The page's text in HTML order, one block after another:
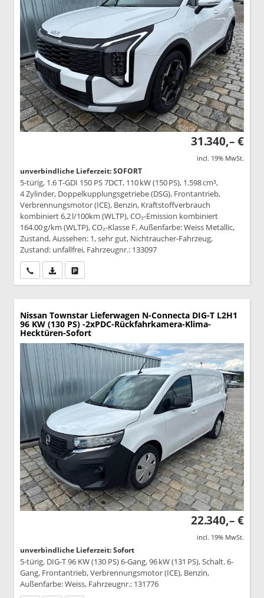
31.340,– €
incl. 19% MwSt.
unverbindliche Lieferzeit: SOFORT
5-türig, 1.6 T-GDI 150 PS 7DCT, 110 kW (150 PS), 1.598 cm³,
4 Zylinder, Doppelkupplungsgetriebe (DSG), Frontantrieb,
Verbrennungsmotor (ICE), Benzin, Kraftstoffverbrauch
kombiniert 6,2 l/100km (WLTP), CO₂-Emission kombiniert
164.00 g/km (WLTP), CO₂-Klasse F, Außenfarbe: Weiss Metallic,
Zustand, Aussehen: 1, sehr gut, Nichtraucher-Fahrzeug,
Zustand: unfallfrei, Fahrzeugnr.: 133097
Wir rufen Sie anPDF-Datei, Fahrzeugexposé drucken
Nissan Townstar Lieferwagen N-Connecta DIG-T L2H1
96 KW (130 PS) -2xPDC-Rückfahrkamera-Klima-
Hecktüren-Sofort
22.340,– €
incl. 19% MwSt.
unverbindliche Lieferzeit: Sofort
5-türig, DIG-T 96 KW (130 PS) 6-Gang, 96 kW (131 PS), Schalt. 6-
Gang, Frontantrieb, Verbrennungsmotor (ICE), Benzin,
Außenfarbe: Weiss, Fahrzeugnr.: 131776